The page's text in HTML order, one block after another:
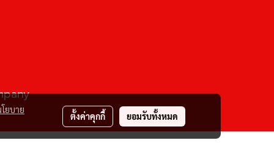
ยบาย
ตั้งค่าคุกกี้ ยอมรับทั้งหมด